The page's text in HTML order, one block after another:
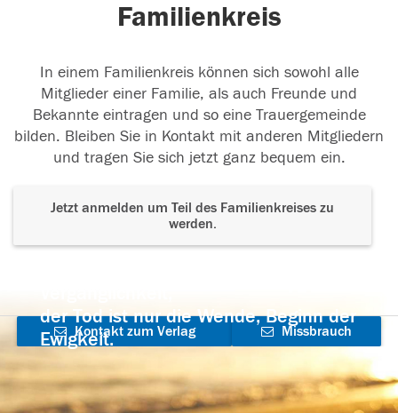
Familienkreis
In einem Familienkreis können sich sowohl alle
Mitglieder einer Familie, als auch Freunde und
Bekannte eintragen und so eine Trauergemeinde
bilden. Bleiben Sie in Kontakt mit anderen Mitgliedern
und tragen Sie sich jetzt ganz bequem ein.
Jetzt anmelden um Teil des Familienkreises zu
werden.
der Tod ist nur die Wende, Beginn der
Ewigkeit.
Kontakt zum Verlag
aufnehmen
Missbrauch